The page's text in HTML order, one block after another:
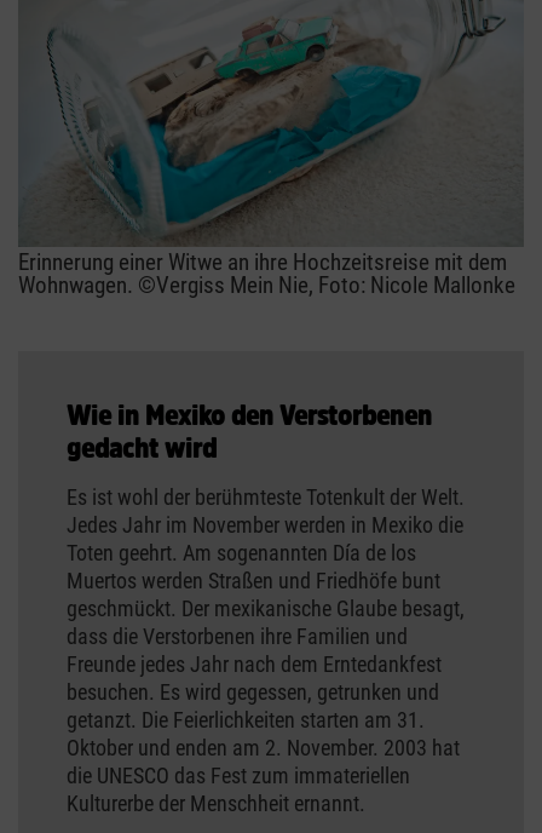
Erinnerung einer Witwe an ihre Hochzeitsreise mit dem
Wohnwagen. ©Vergiss Mein Nie, Foto: Nicole Mallonke
Wie in Mexiko den Verstorbenen
gedacht wird
Es ist wohl der berühmteste Totenkult der Welt.
Jedes Jahr im November werden in Mexiko die
Toten geehrt. Am sogenannten Día de los
Muertos werden Straßen und Friedhöfe bunt
geschmückt. Der mexikanische Glaube besagt,
dass die Verstorbenen ihre Familien und
Freunde jedes Jahr nach dem Erntedankfest
besuchen. Es wird gegessen, getrunken und
getanzt. Die Feierlichkeiten starten am 31.
Oktober und enden am 2. November. 2003 hat
die UNESCO das Fest zum immateriellen
Kulturerbe der Menschheit ernannt.